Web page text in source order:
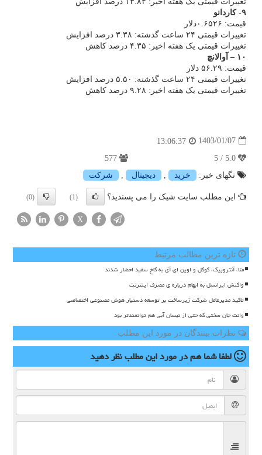
۹- کاردانو
قیمت: ۰.۶۵۲۶دلار
تغییرات قیمتی ۲۴ ساعت گذشته: ۳.۳۸ درصد افزایش
تغییرات قیمتی یک هفته اخیر: ۴.۳۵ درصد کاهش
۱۰ – آوالانچ
قیمت: ۵۶.۲۹ دلار
تغییرات قیمتی ۲۴ ساعت گذشته: ۵.۵۰ درصد افزایش
تغییرات قیمتی یک هفته اخیر: ۹.۲۸ درصد کاهش
1403/01/07
13:06:37
تگهای خبر:
خرید , دیجیتال , شركت
این مطلب سایت شیک را می پسندید؟ (1)
(0)
X
تازه ترین مطالب مرتبط
متا، آنتروپیک، گوگل و اوپن ای آی به کاخ سفید احضار شدند
واکنش ایرانسل به ابهام درباره ی مصرف اینترنت
تاکید مدیرعامل شرکت زیرساخت بر توسعه دستیار هوش مصنوعی اختصاصی
وانت جان سختی که حتی از نیسان آبی هم توانمندتر بود
نظرات بینندگان در مورد این مطلب
لطفا شما همدر مورد این مطلبنظر دهید